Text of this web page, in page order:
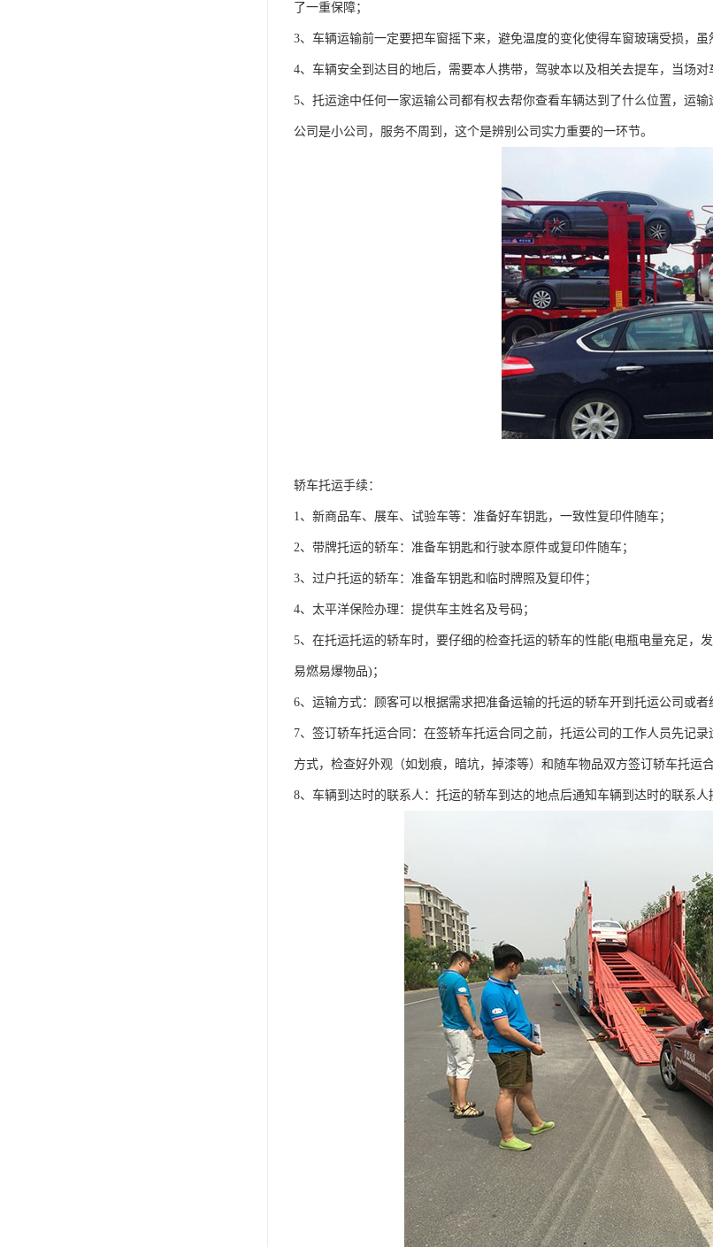
了一重保障；
3、车辆运输前一定要把车窗摇下来，避免温度的变化使得车窗玻璃受损，
4、车辆安全到达目的地后，需要本人携带，驾驶本以及相关去提车，当场
5、托运途中任何一家运输公司都有权去帮你查看车辆达到了什么位置，运
公司是小公司，服务不周到，这个是辨别公司实力重要的一环节。
轿车托运手续：
1、新商品车、展车、试验车等：准备好车钥匙，一致性复印件随车；
2、带牌托运的轿车：准备车钥匙和行驶本原件或复印件随车；
3、过户托运的轿车：准备车钥匙和临时牌照及复印件；
4、太平洋保险办理：提供车主姓名及号码；
5、在托运托运的轿车时，要仔细的检查托运的轿车的性能(电瓶电量充足，
易燃易爆物品)；
6、运输方式：顾客可以根据需求把准备运输的托运的轿车开到托运公司或者
7、签订轿车托运合同：在签轿车托运合同之前，托运公司的工作人员先记
方式，检查好外观（如划痕，暗坑，掉漆等）和随车物品双方签订轿车托运合
8、车辆到达时的联系人：托运的轿车到达的地点后通知车辆到达时的联系